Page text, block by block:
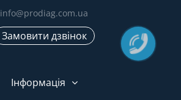
info@prodiag.com.ua
Замовити дзвінок
Інформація